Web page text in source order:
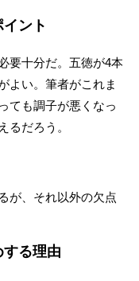
ント
要十分だ。五徳が4本
よい。筆者がこれま
ても調子が悪くなっ
るだろう。
が、それ以外の欠点
る理由